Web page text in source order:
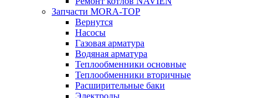
Запчасти MORA-TOP
Вернутся
Насосы
Газовая арматура
Водяная арматура
Теплообменники основные
Теплообменники вторичные
Расширительные баки
Электроды